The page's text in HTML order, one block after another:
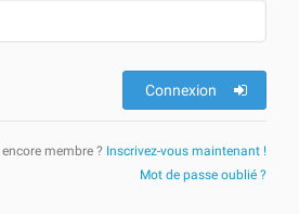
Connexion
encore membre ? Inscrivez-vous maintenant !
Mot de passe oublié ?